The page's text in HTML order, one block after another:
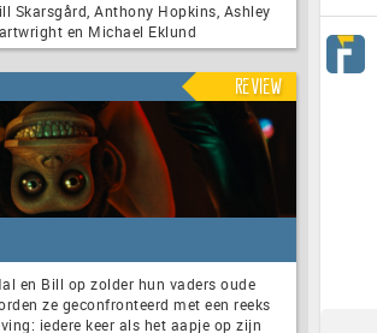
Skarsgård, Anthony Hopkins, Ashley
en Michael Eklund
Review
en Bill op zolder hun vaders oude
ze geconfronteerd met een reeks
iedere keer als het aapje op zijn